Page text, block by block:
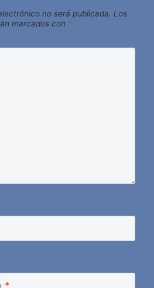
no será publicada. Los
marcados con *
*